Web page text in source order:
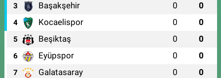
3 Başakşehir 0 0
4 Kocaelispor 0 0
5 Beşiktaş 0 0
6 Eyüpspor 0 0
7 Galatasaray 0 0